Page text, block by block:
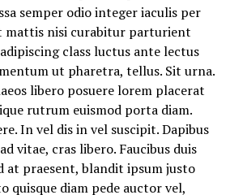
semper odio integer iaculis per
mattis nisi curabitur parturient
class luctus ante lectus
ut pharetra, tellus. Sit urna.
libero posuere lorem placerat
rutrum euismod porta diam.
In vel dis in vel suscipit. Dapibus
vitae, cras libero. Faucibus duis
at praesent, blandit ipsum justo
quisque diam pede auctor vel,